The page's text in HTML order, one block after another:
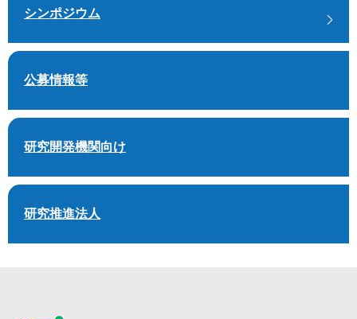
シンポジウム
公募情報等
研究開発機関向け
研究推進法人